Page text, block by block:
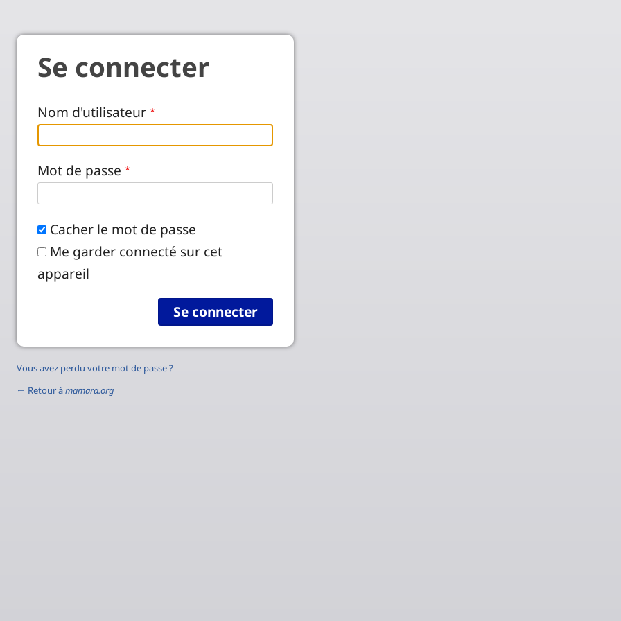
Se connecter
Nom d'utilisateur
Mot de passe
Cacher le mot de passe
Me garder connecté sur cet
appareil
Vous avez perdu votre mot de passe ?
← Retour àmamara.org